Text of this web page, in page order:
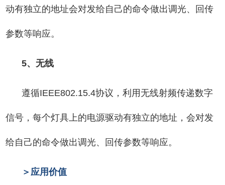
动有独立的地址会对发给自己的命令做出调光、回传
参数等响应。
5、无线
遵循IEEE802.15.4协议，利用无线射频传递数字
信号，每个灯具上的电源驱动有独立的地址，会对发
给自己的命令做出调光、回传参数等响应。
＞应用价值